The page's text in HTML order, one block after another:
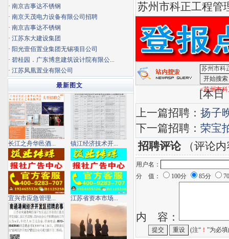
苏州市科正工程管
<苏州市
[本日
上一篇招聘： 扬子
下一篇招聘： 荣宝
招聘评论（评论内
用户名：
分 值：
100分 85分
内 容：
(注“ ！ ”为必
· 南京吉事达不锈钢
· 南京天茂电力设备有限公司招聘
· 南京吉事达不锈钢
· 江苏东大建设集团
· 阳光壹佰置业集团无锡项目公司
· 碧桂园．广东博意建筑设计院有限公...
· 江苏凤凰置业有限公司
最新图文
长江之舟华邑酒... 镇江经济技术开...
宜兴市应急管理... 江苏省资本市场...